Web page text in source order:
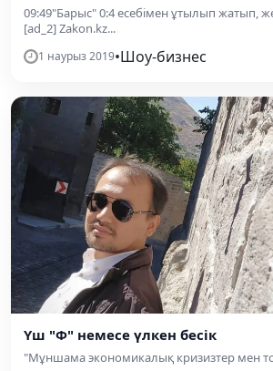
09:49"Барыс" 0:4 есебімен ұтылып жатып,
[ad_2] Zakon.kz...
1 наурыз 2019•Шоу-бизнес
Үш "Ф" немесе үлкен бесік
"Мұншама экономикалық кризизтер мен